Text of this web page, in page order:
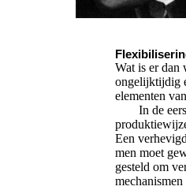
Wat is er dan
ongelijktijdig
elementen
In de
Een
men moet
gesteld om